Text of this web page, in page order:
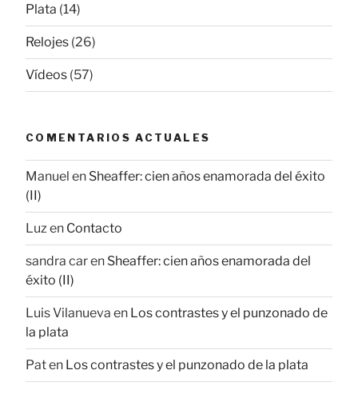
Plata (14)
Relojes (26)
Vídeos (57)
COMENTARIOS ACTUALES
Manuel en Sheaffer: cien años enamorada del éxito
(II)
Luzen Contacto
sandra caren Sheaffer: cien años enamorada del
éxito (II)
Luis Vilanueva en Los contrastes y el punzonado de
la plata
Paten Los contrastes y el punzonado de la plata